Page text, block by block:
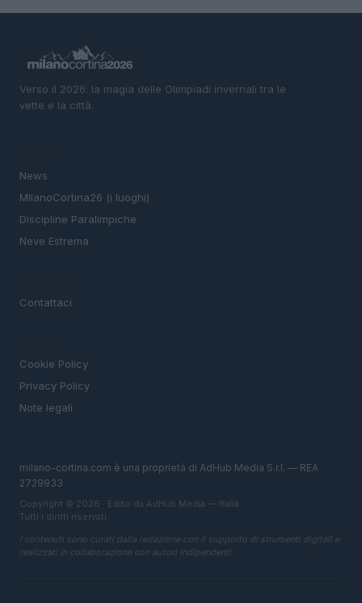
Verso il 2026: la magia delle Olimpiadi invernali tra le
vette e la città.
News
MIlanoCortina26 (i luoghi)
Discipline Paralimpiche
Neve Estrema
Contattaci
Cookie Policy
Privacy Policy
Note legali
milano-cortina.com è una proprietà di AdHub Media S.r.l. — REA
2729933
Copyright © 2026 · Edito da AdHub Media — Italia
Tutti i diritti riservati
I contenuti sono curati dalla redazione con il supporto di strumenti digitali e
realizzati in collaborazione con autori indipendenti.